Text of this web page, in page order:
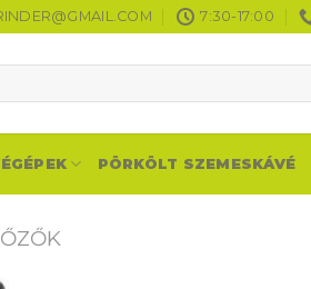
7:30-17:00
PÖRKÖLT SZEMESKÁVÉ